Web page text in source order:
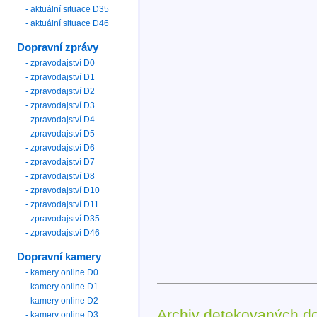
- aktuální situace D35
- aktuální situace D46
Dopravní zprávy
- zpravodajství D0
- zpravodajství D1
- zpravodajství D2
- zpravodajství D3
- zpravodajství D4
- zpravodajství D5
- zpravodajství D6
- zpravodajství D7
- zpravodajství D8
- zpravodajství D10
- zpravodajství D11
- zpravodajství D35
- zpravodajství D46
Dopravní kamery
- kamery online D0
- kamery online D1
- kamery online D2
- kamery online D3